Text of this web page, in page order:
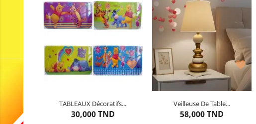

TABLEAUX Décoratifs...
30,000 TND
4articles restants

Veilleuse De Table...
58,000 TND
Couleur : Beige
Dernierarticle restant